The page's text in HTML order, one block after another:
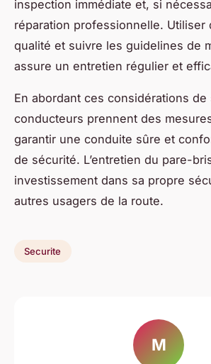
inspection immédiate et, si
réparation professionnelle. Utiliser
qualité et suivre les guidelines de
assure un entretien régulier et
En abordant ces considérations
conducteurs prennent des
garantir une conduite sûre et
de sécurité. L’entretien du pare-
investissement dans sa propre
autres usagers de la route.
Securite
M